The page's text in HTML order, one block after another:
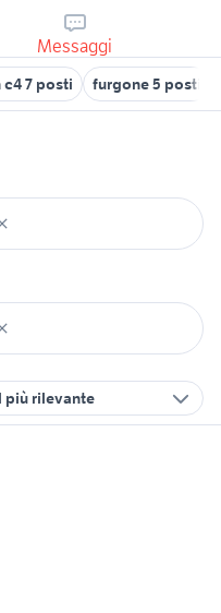
Messaggi
7 posti furgone 5 posti
più rilevante